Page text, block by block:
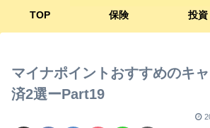
TOP 保険 投資
マイナポイントおすすめのキ
済2選ーPart19